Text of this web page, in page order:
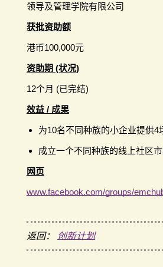
领导及管理学院有限公司
获批资助额
港币100,000元
资助期 (状况)
12个月 (已完结)
效益 / 成果
为10名不同种族的小企业提供4
成立一个不同种族的线上社区
网页
www.facebook.com/groups/
返回： 创新计划